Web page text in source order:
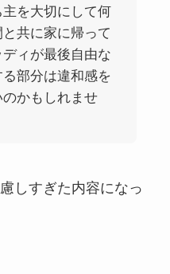
を大切にして何
共に家に帰って
ィが最後自由な
部分は違和感を
かもしれませ
しすぎた内容になっ